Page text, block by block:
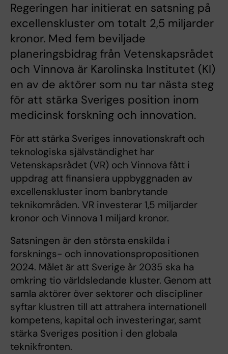
Regeringen har initierat en satsning på
excellenskluster om totalt 2,5 miljarder
kronor. Med fem beviljade
planeringsbidrag från Vetenskapsrådet
och Vinnova är Karolinska Institutet (KI)
en av de aktörer som nu tar nästa steg
för att stärka Sveriges position inom
medicinsk forskning och innovation.
För att stärka Sveriges innovationskraft och
teknologiska självständighet har
Vetenskapsrådet (VR) och Vinnova fått i
uppdrag att finansiera uppbyggnaden av
excellenskluster inom banbrytande
teknikområden. VR investerar 1,5 miljarder
kronor och Vinnova 1 miljard kronor.
Satsningen är den största enskilda i
forsknings- och innovationspropositionen
2024. Målet är att Sverige år 2035 ska ha
omkring tio världsledande kluster. Genom att
samla aktörer över sektorer och discipliner
syftar klustren till att attrahera internationell
kompetens, kapital och investeringar, samt
stärka Sveriges position i den globala
teknikfronten.